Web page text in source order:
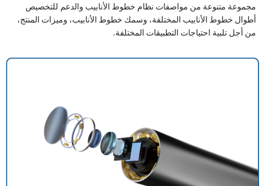
مجموعة متنوعة من مواصفات نظام خطوط الأنابيب والدعم للتخصيص
أطوال خطوط الأنابيب المختلفة، وسمك خطوط الأنابيب، وميزات المنتج،
من أجل تلبية احتياجات التطبيقات المختلفة.